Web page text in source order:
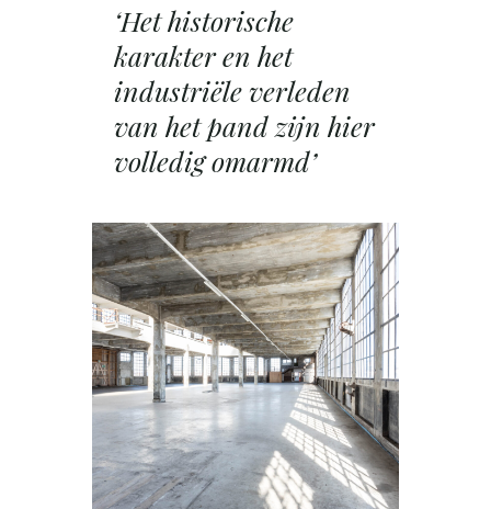
‘Het historische
karakter en het
industriële verleden
van het pand zijn hier
volledig omarmd’